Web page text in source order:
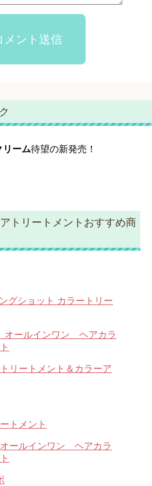
メント送信
リーム待望の新発売！
アトリートメントおすすめ商
グショット カラートリー
オールインワン ヘアカラ
リートメント＆カラーア
トメント
ールインワン ヘアカラ